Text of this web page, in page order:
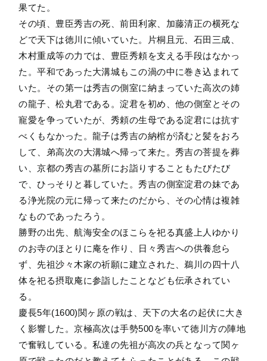
果てた。
その頃、豊臣秀吉の死、前田利家、加藤清正の横死な
どで天下は徳川に傾いていた。片桐且元、石田三成、
木村重成等の力では、豊臣秀頼を支える手段はなかっ
た。平和であった大溝城もこの渦の中に巻き込まれて
いた。その第一は秀吉の側室に納まっていた高次の姉
の龍子、松丸君である。淀君を初め、他の側室とその
寵愛を争っていたが、秀頼の生母である淀君には抗す
べくもなかった。龍子は秀吉の納棺が済むと髪をおろ
して、弟高次の大溝城へ帰って来た。秀吉の菩提を葬
い、京都の秀吉の墓所にお詣りすることもたびたび
で、ひっそりと暮していた。秀吉の側室淀君の妹であ
る浄光院の元に帰って来たのだから、その心情は複雑
なものであったろう。
勝野の出先、航海安全のほこらを祀る真盛上人ゆかり
のお寺のほとりに庵を作り、日々秀吉への供養怠ら
ず、先祖沙々木家の祈願に建立された、鵜川の四十八
体を祀る摂取庵に参詣したことなども伝承されてい
る。
慶長5年(1600)関ヶ原の戦は、天下の大名の起伏に大き
く影響した。京極高次は手勢500を率いて徳川方の陣地
で奮戦している。私達の先祖が高次の兵となって関ヶ